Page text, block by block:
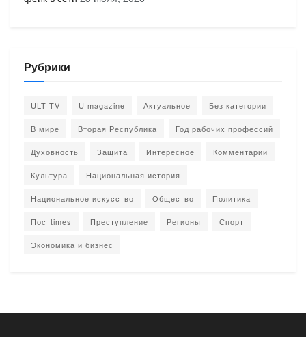
Рубрики
ULT TV U magazine Актуальное Без категории
В мире Вторая Республика Год рабочих профессий
Духовность Защита Интересное Комментарии
Культура Национальная история
Национальное искусство Общество Политика
Постtimes Преступление Регионы Спорт
Экономика и бизнес